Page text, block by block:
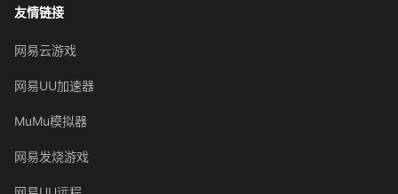
友情链接
网易云游戏
网易UU加速器
MuMu模拟器
网易发烧游戏